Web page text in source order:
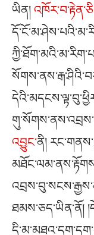
ཡིན།
འབྱུང་ནི།
ཐམས་ཅད་ཡིན་ནོ།